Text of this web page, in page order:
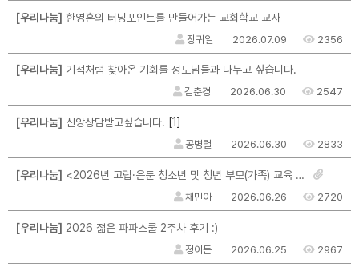
[우리나눔] 한영혼의 터닝포인트를 만들어가는 교회학교 교사
장귀일 2026.07.09 2356
[우리나눔] 기적처럼 찾아온 기회를 성도님들과 나누고 싶습니다.
김춘경 2026.06.30 2547
[우리나눔] 신앙상담받고싶습니다. [1]
공병렬 2026.06.30 2833
[우리나눔] <2026년 고립·은둔 청소년 및 청년 부모(가족) 교육 및 자조모임 참여자 모집>
채민아 2026.06.26 2720
[우리나눔] 2026 젊은 파파스쿨 2주차 후기 :)
정이든 2026.06.25 2967